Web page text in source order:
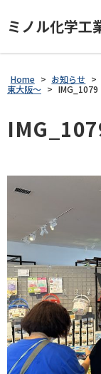
ミノル化学工
Home > お知らせ >
東大阪～ > IMG_1079